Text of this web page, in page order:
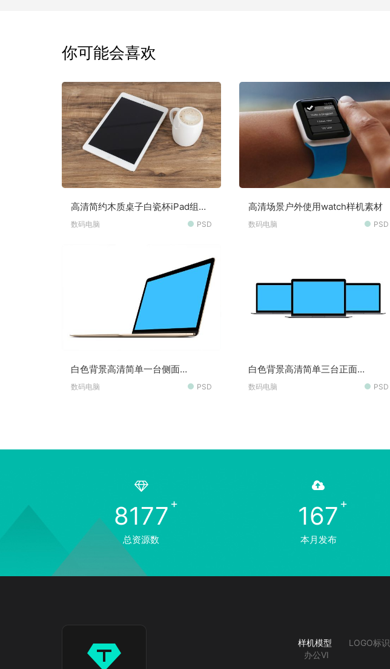
你可能会喜欢
高清简约木质桌子白瓷杯iPad组合
场景样机素材
数码电脑 PSD
高清场景户外使用watch样机素材
数码电脑 PSD
白色背景高清简单一台侧面
Macbook屏幕可切换贴图样机素材
数码电脑 PSD
白色背景高清简单三台正面
Macbook屏幕可切换贴图样机素材
数码电脑 PSD
8177
总资源数
167
本月发布
样机模型 LOGO标识
办公VI